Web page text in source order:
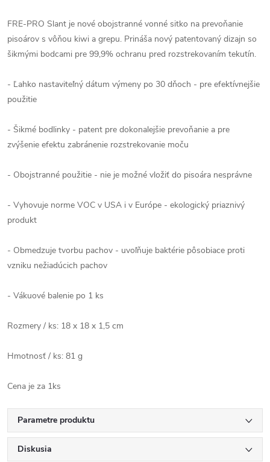
FRE-PRO Slant je nové obojstranné vonné sitko na prevoňanie
pisoárov s vôňou kiwi a grepu. Prináša nový patentovaný dizajn so
šikmými bodcami pre 99,9% ochranu pred rozstrekovaním tekutín.
- Ľahko nastaviteľný dátum výmeny po 30 dňoch - pre efektívnejšie
použitie
- Šikmé bodlinky - patent pre dokonalejšie prevoňanie a pre
zvýšenie efektu zabránenie rozstrekovanie moču
- Obojstranné použitie - nie je možné vložiť do pisoára nesprávne
- Vyhovuje norme VOC v USA i v Európe - ekologický priaznivý
produkt
- Obmedzuje tvorbu pachov - uvoľňuje baktérie pôsobiace proti
vzniku nežiadúcich pachov
- Vákuové balenie po 1 ks
Rozmery / ks: 18 x 18 x 1,5 cm
Hmotnosť / ks: 81 g
Cena je za 1ks
Parametre produktu
Diskusia